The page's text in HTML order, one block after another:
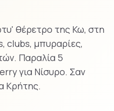
θέρετρο της Κω, στη
clubs, μπυραρίες,
Παραλία 5
για Νίσυρο. Σαν
Κρήτης.